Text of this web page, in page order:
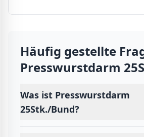
Häufig gestellte
Presswurstdarm
Was ist Presswurstdarm
25Stk./Bund?